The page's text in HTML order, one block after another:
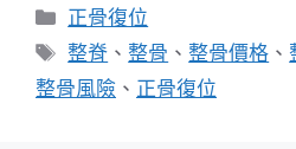
分
類
正骨復位
標
籤
整脊 、整骨 、整骨價格 、
整骨風險 、 正骨復位